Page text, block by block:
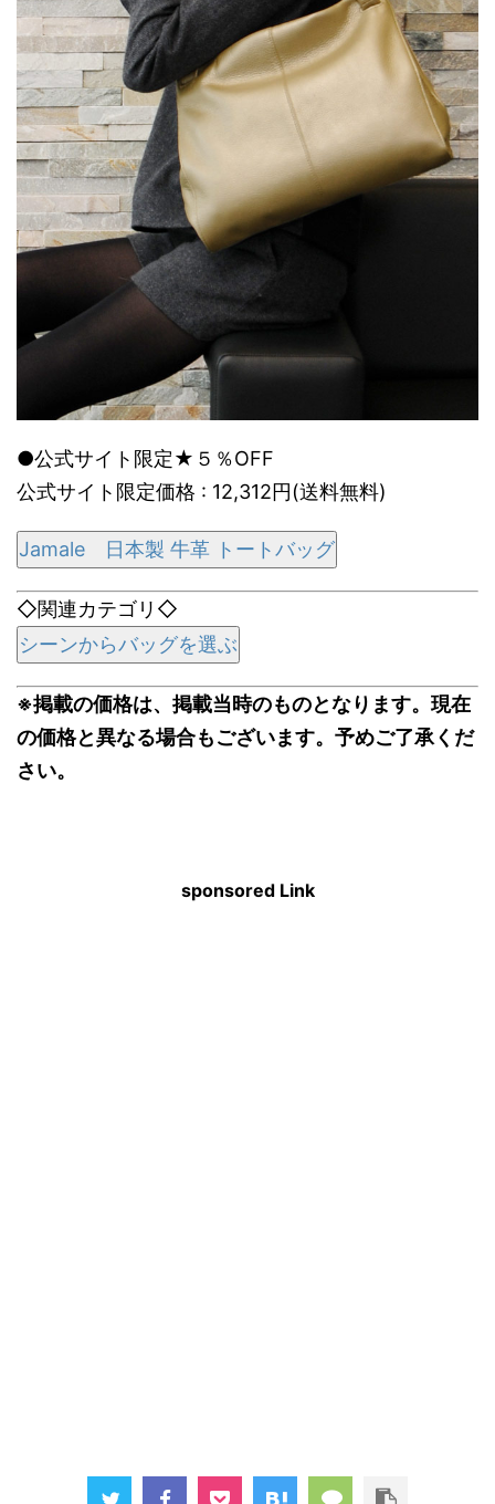
●公式サイト限定★５％OFF
公式サイト限定価格 : 12,312円(送料無料)
Jamale 日本製 牛革 トートバッグ
◇関連カテゴリ◇
シーンからバッグを選ぶ
※掲載の価格は、掲載当時のものとなります。現在
の価格と異なる場合もございます。予めご了承くだ
さい。
sponsored Link